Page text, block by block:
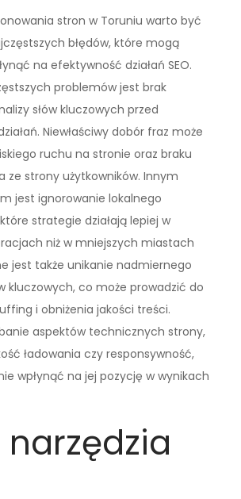
stron w Toruniu warto być
błędów, które mogą
na efektywność działań SEO.
problemów jest brak
słów kluczowych przed
Niewłaściwy dobór fraz może
ruchu na stronie oraz braku
ze strony użytkowników. Innym
jest ignorowanie lokalnego
strategie działają lepiej w
niż w mniejszych miastach
jest także unikanie nadmiernego
kluczowych, co może prowadzić do
i obniżenia jakości treści.
aspektów technicznych strony,
ładowania czy responsywność,
wpłynąć na jej pozycję w wynikach
narzędzia